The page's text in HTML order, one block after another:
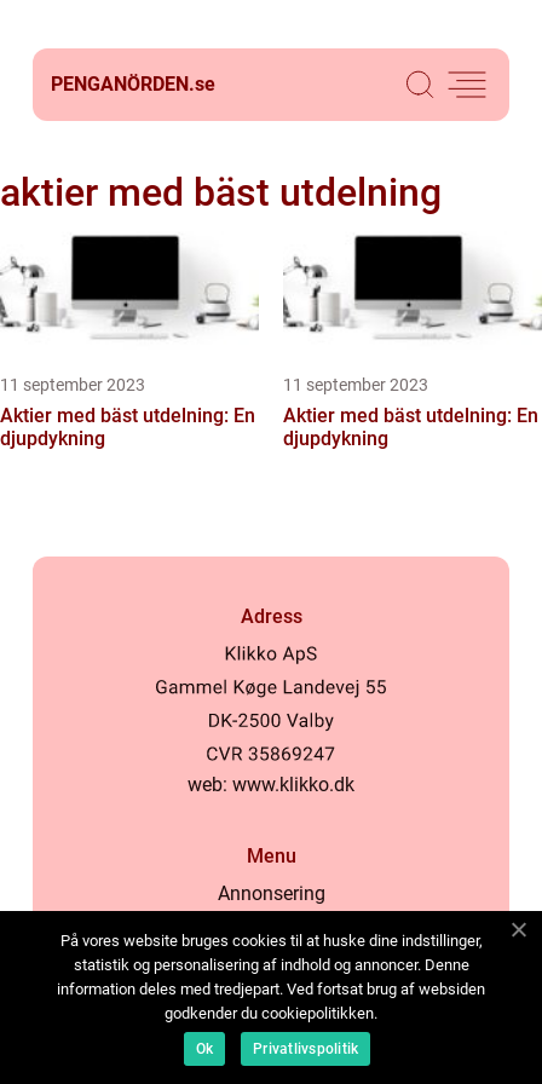
PENGANÖRDEN.se
aktier med bäst utdelning
11 september 2023
Aktier med bäst utdelning: En
djupdykning
11 september 2023
Aktier med bäst utdelning: En
djupdykning
Adress
web: www.klikko.dk
Menu
Annonsering
Cookies
Kontakta oss
Sitemap
På vores website bruges cookies til at huske dine indstillinger,
statistik og personalisering af indhold og annoncer. Denne
information deles med tredjepart. Ved fortsat brug af websiden
godkender du cookiepolitikken.
Ok Privatlivspolitik